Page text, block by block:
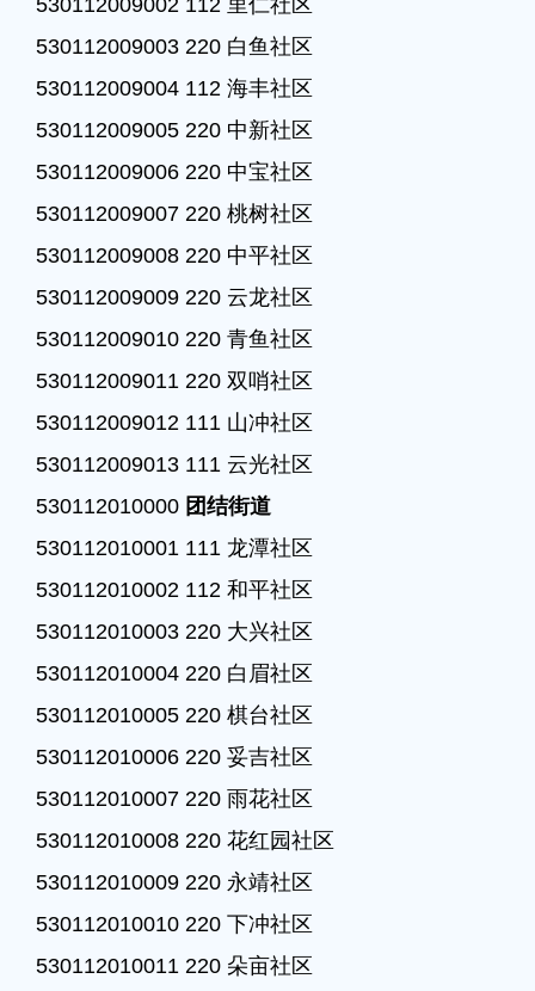
530112009002 112 里仁社区
530112009003 220 白鱼社区
530112009004 112 海丰社区
530112009005 220 中新社区
530112009006 220 中宝社区
530112009007 220 桃树社区
530112009008 220 中平社区
530112009009 220 云龙社区
530112009010 220 青鱼社区
530112009011 220 双哨社区
530112009012 111 山冲社区
530112009013 111 云光社区
530112010000 团结街道
530112010001 111 龙潭社区
530112010002 112 和平社区
530112010003 220 大兴社区
530112010004 220 白眉社区
530112010005 220 棋台社区
530112010006 220 妥吉社区
530112010007 220 雨花社区
530112010008 220 花红园社区
530112010009 220 永靖社区
530112010010 220 下冲社区
530112010011 220 朵亩社区